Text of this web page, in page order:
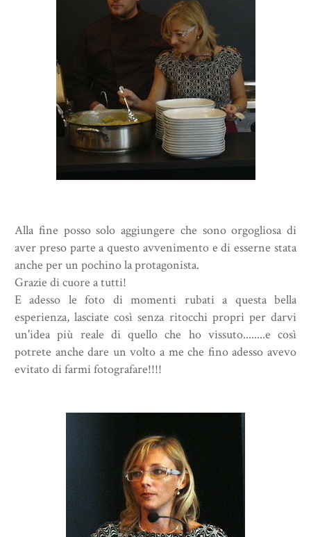
Alla fine posso solo aggiungere che sono orgogliosa di
aver preso parte a questo avvenimento e di esserne stata
anche per un pochino la protagonista.
Grazie di cuore a tutti!
E adesso le foto di momenti rubati a questa bella
esperienza, lasciate così senza ritocchi propri per darvi
un'idea più reale di quello che ho vissuto........e così
potrete anche dare un volto a me che fino adesso avevo
evitato di farmi fotografare!!!!